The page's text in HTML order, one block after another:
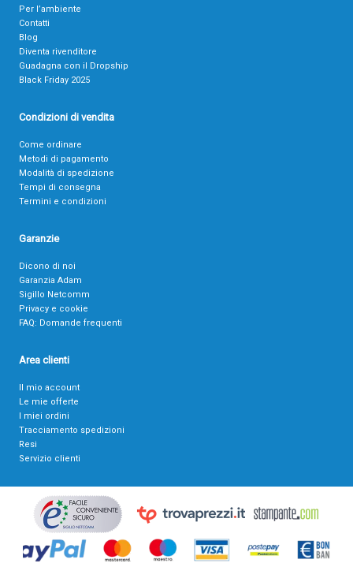
Per l’ambiente
Contatti
Blog
Diventa rivenditore
Guadagna con il Dropship
Black Friday 2025
Condizioni di vendita
Come ordinare
Metodi di pagamento
Modalità di spedizione
Tempi di consegna
Termini e condizioni
Garanzie
Dicono di noi
Garanzia Adam
Sigillo Netcomm
Privacy e cookie
FAQ: Domande frequenti
Area clienti
Il mio account
Le mie offerte
I miei ordini
Tracciamento spedizioni
Resi
Servizio clienti